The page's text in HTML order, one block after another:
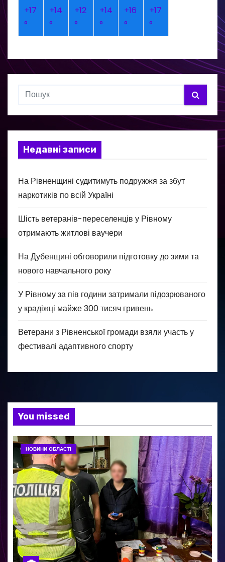
+17
°
+14
°
+12
°
+14
°
+16
°
+17
°
Недавні записи
На Рівненщині судитимуть подружжя за збут
наркотиків по всій Україні
Шість ветеранів-переселенців у Рівному
отримають житлові ваучери
На Дубенщині обговорили підготовку до зими та
нового навчального року
У Рівному за пів години затримали підозрюваного
у крадіжці майже 300 тисяч гривень
Ветерани з Рівненської громади взяли участь у
фестивалі адаптивного спорту
You missed
НОВИНИ ОБЛАСТІ